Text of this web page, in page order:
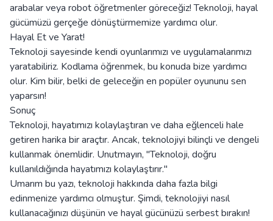
arabalar veya robot öğretmenler göreceğiz! Teknoloji, hayal
gücümüzü gerçeğe dönüştürmemize yardımcı olur.
Hayal Et ve Yarat!
Teknoloji sayesinde kendi oyunlarımızı ve uygulamalarımızı
yaratabiliriz. Kodlama öğrenmek, bu konuda bize yardımcı
olur. Kim bilir, belki de geleceğin en popüler oyununu sen
yaparsın!
Sonuç
Teknoloji, hayatımızı kolaylaştıran ve daha eğlenceli hale
getiren harika bir araçtır. Ancak, teknolojiyi bilinçli ve dengeli
kullanmak önemlidir. Unutmayın, "Teknoloji, doğru
kullanıldığında hayatımızı kolaylaştırır."
Umarım bu yazı, teknoloji hakkında daha fazla bilgi
edinmenize yardımcı olmuştur. Şimdi, teknolojiyi nasıl
kullanacağınızı düşünün ve hayal gücünüzü serbest bırakın!